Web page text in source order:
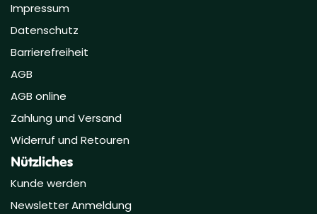
Impressum
Datenschutz
Barrierefreiheit
AGB
AGB online
Zahlung und Versand
Widerruf und Retouren
Nützliches
Kunde werden
Newsletter Anmeldung